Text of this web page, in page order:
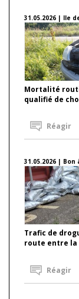
31.05.2026 | Ile
Mortalité
qualifié de
Réagir
31.05.2026 | Bon
Trafic de
route entre la
Réagir